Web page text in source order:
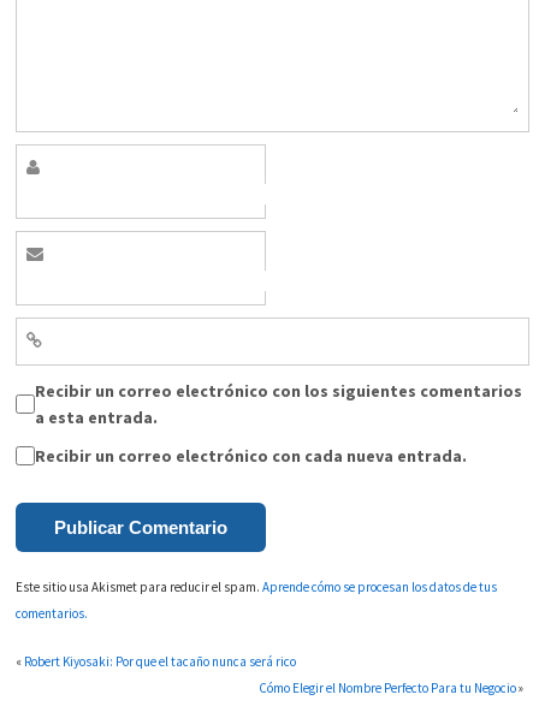
Recibir un correo electrónico con los siguientes comentarios
a esta entrada.
Recibir un correo electrónico con cada nueva entrada.
Este sitio usa Akismet para reducir el spam.Aprende cómo se procesan los datos de tus
comentarios.
« Robert Kiyosaki: Por que el tacaño nunca será rico
Cómo Elegir el Nombre Perfecto Para tu Negocio»